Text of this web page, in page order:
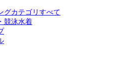
グカテゴリすべて
競泳水着